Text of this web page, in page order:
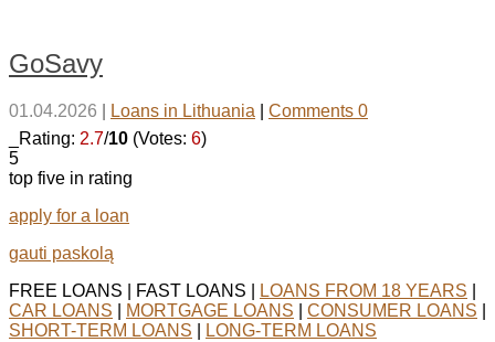
GoSavy
01.04.2026 Loans in Lithuania
Comments 0
_Rating: 2.7/10 (Votes: 6)
5
top five in rating
apply for a loan
gauti paskolą
FREE LOANS | FAST LOANS |
LOANS FROM 18 YEARS
CAR LOANS
MORTGAGE LOANS CONSUMER LOANS
SHORT-TERM LOANS
LONG-TERM LOANS